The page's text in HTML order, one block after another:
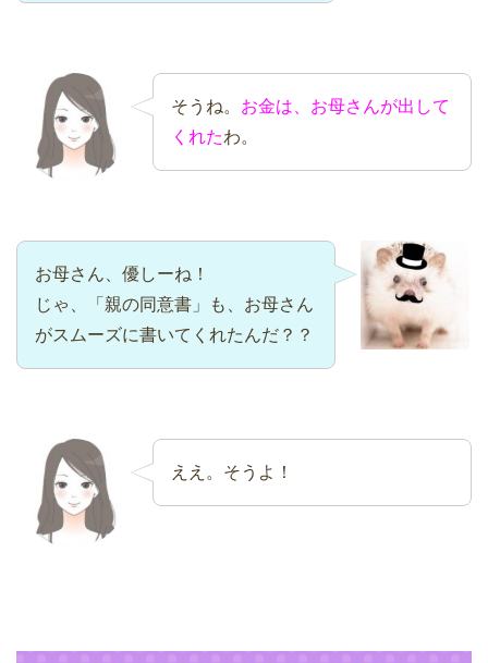
そうね。 お金は、お母さんが出して
くれたわ。
お母さん、優しーね！
じゃ、「親の同意書」も、お母さん
がスムーズに書いてくれたんだ？？
ええ。そうよ！